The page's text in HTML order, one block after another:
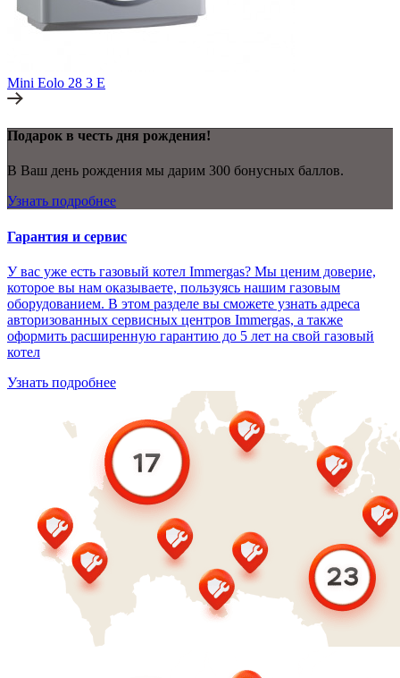
Mini Eolo 28 3 E
Подарок в честь дня рождения!
В Ваш день рождения мы дарим 300 бонусных баллов.
Узнать подробнее
Гарантия и сервис
У вас уже есть газовый котел Immergas? Мы ценим доверие,
которое вы нам оказываете, пользуясь нашим газовым
оборудованием. В этом разделе вы сможете узнать адреса
авторизованных сервисных центров Immergas, а также
оформить расширенную гарантию до 5 лет на свой газовый
котел
Узнать подробнее